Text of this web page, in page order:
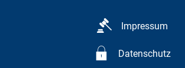
Impressum
Datenschutz